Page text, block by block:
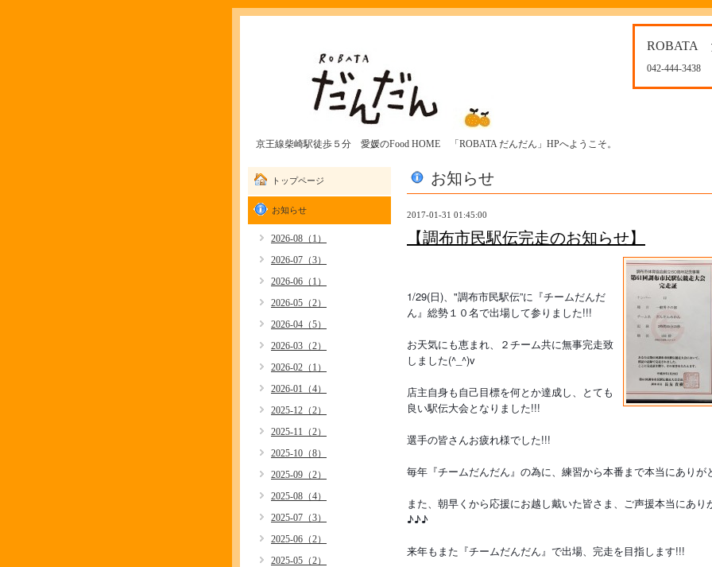
ROBATA
042-444-3438
京王線柴崎駅徒歩５分 愛媛のFood HOME 「ROBATA だんだん」HPへようこそ。
お知らせ
2017-01-31 01:45:00
【調布市民駅伝完走のお知らせ】
1/29(日)、"調布市民駅伝”に『チームだんだ
ん』総勢１０名で出場して参りました!!!
お天気にも恵まれ、２チーム共に無事完走致
しました(^_^)v
店主自身も自己目標を何とか達成し、とても
良い駅伝大会となりました!!!
選手の皆さんお疲れ様でした!!!
毎年『チームだんだん』の為に、練習から本番まで本当にあり
また、朝早くから応援にお越し戴いた皆さま、ご声援本当にあり
♪♪♪
来年もまた『チームだんだん』で出場、完走を目指します!!!
トップページ
お知らせ
2026-08（1）
2026-07（3）
2026-06（1）
2026-05（2）
2026-04（5）
2026-03（2）
2026-02（1）
2026-01（4）
2025-12（2）
2025-11（2）
2025-10（8）
2025-09（2）
2025-08（4）
2025-07（3）
2025-06（2）
2025-05（2）